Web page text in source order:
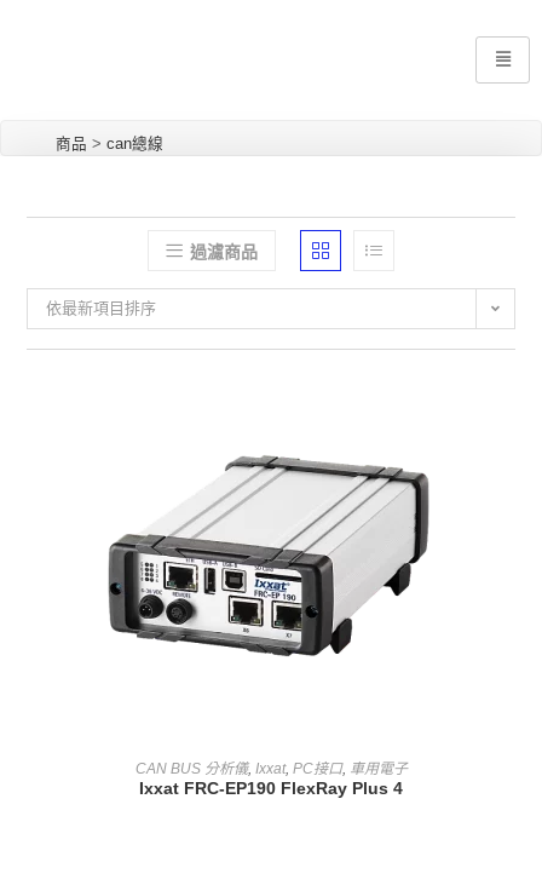
商品 > can總線
過濾商品
依最新項目排序
查看內容
CAN BUS 分析儀, Ixxat, PC接口, 車用電子
Ixxat FRC-EP190 FlexRay Plus 4